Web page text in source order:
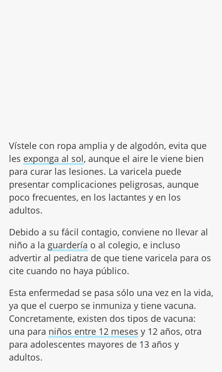
Vístele con ropa amplia y de algodón, evita que
les exponga al sol, aunque el aire le viene bien
para curar las lesiones. La varicela puede
presentar complicaciones peligrosas, aunque
poco frecuentes, en los lactantes y en los
adultos.
Debido a su fácil contagio, conviene no llevar al
niño a la guardería o al colegio, e incluso
advertir al pediatra de que tiene varicela para os
cite cuando no haya público.
Esta enfermedad se pasa sólo una vez en la vida,
ya que el cuerpo se inmuniza y tiene vacuna.
Concretamente, existen dos tipos de vacuna:
una para niños entre 12 meses y 12 años, otra
para adolescentes mayores de 13 años y
adultos.